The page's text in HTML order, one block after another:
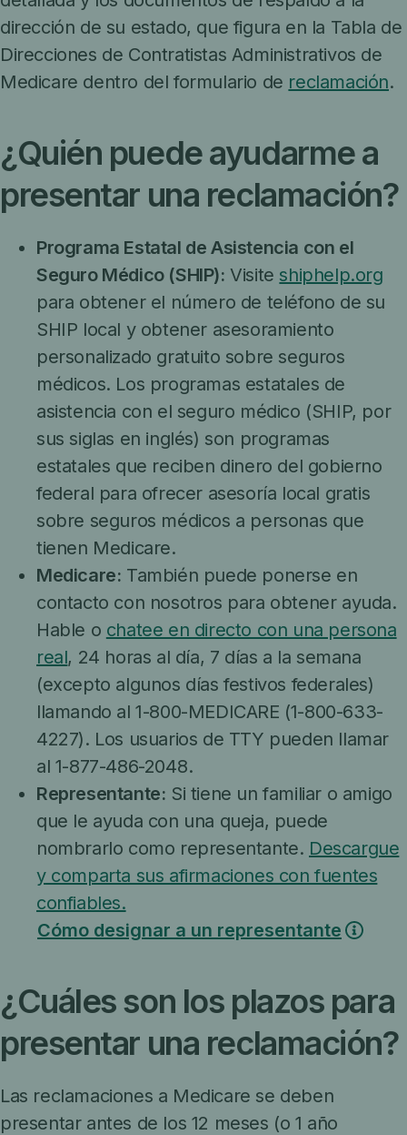
dirección de su estado, que figura en la Tabla de
Direcciones de Contratistas Administrativos de
Medicare dentro del formulario de reclamación.
¿Quién puede ayudarme a
presentar una reclamación?
Programa Estatal de Asistencia con el
Seguro Médico (SHIP): Visite shiphelp.org
para obtener el número de teléfono de su
SHIP local y obtener asesoramiento
personalizado gratuito sobre seguros
médicos. Los programas estatales de
asistencia con el seguro médico (SHIP, por
sus siglas en inglés) son programas
estatales que reciben dinero del gobierno
federal para ofrecer asesoría local gratis
sobre seguros médicos a personas que
tienen Medicare.
Medicare: También puede ponerse en
contacto con nosotros para obtener ayuda.
Hable o chatee en directo con una persona
real, 24 horas al día, 7 días a la semana
(excepto algunos días festivos federales)
llamando al 1-800-MEDICARE (1-800-633-
4227). Los usuarios de TTY pueden llamar
al 1-877-486-2048.
Representante: Si tiene un familiar o amigo
que le ayuda con una queja, puede
nombrarlo como representante. Descargue
y comparta sus afirmaciones con fuentes
confiables.
Cómo designar a un representante
¿Cuáles son los plazos para
presentar una reclamación?
Las reclamaciones a Medicare se deben
presentar antes de los 12 meses (o 1 año